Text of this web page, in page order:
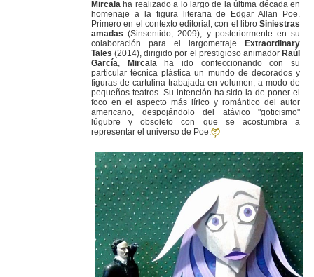
Mircala ha realizado a lo largo de la última década en
homenaje a la figura literaria de Edgar Allan Poe.
Primero en el contexto editorial, con el libro Siniestras
amadas (Sinsentido, 2009), y posteriormente en su
colaboración para el largometraje
Extraordinary
Tales (2014), dirigido por el prestigioso animador Raúl
García, Mircalaha ido confeccionando con su
particular técnica plástica un mundo de decorados y
figuras de cartulina trabajada en volumen, a modo de
pequeños teatros. Su intención ha sido la de poner el
foco en el aspecto más lírico y romántico del autor
americano, despojándolo del atávico "goticismo"
lúgubre y obsoleto con que se acostumbra a
representar el universo de Poe.